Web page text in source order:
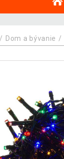
Dom a bývanie